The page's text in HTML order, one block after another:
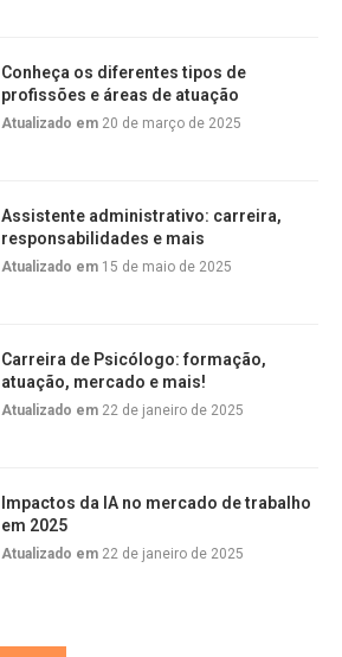
Conheça os diferentes tipos de
profissões e áreas de atuação
Atualizado em 20 de março de 2025
Assistente administrativo: carreira,
responsabilidades e mais
Atualizado em 15 de maio de 2025
Carreira de Psicólogo: formação,
atuação, mercado e mais!
Atualizado em 22 de janeiro de 2025
Impactos da IA no mercado de trabalho
em 2025
Atualizado em 22 de janeiro de 2025